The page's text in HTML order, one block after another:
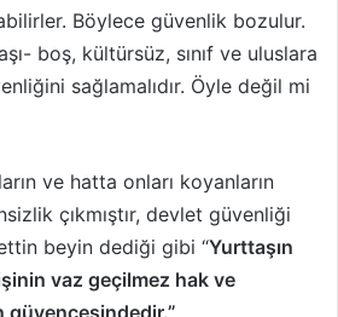
Böylece güvenlik bozulur.
boş, kültürsüz, sınıf ve uluslara
sağlamalıdır. Öyle değil mi
ve hatta onları koyanların
çıkmıştır, devlet güvenliği
beyin dediği gibi “Yurttaşın
vaz geçilmez hak ve